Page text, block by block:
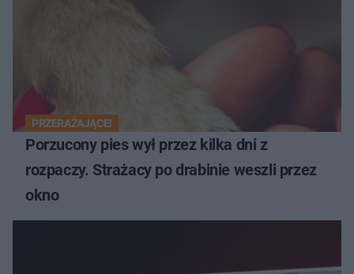
PRZERAŻAJĄCE!
Porzucony pies wył przez kilka dni z
rozpaczy. Strażacy po drabinie weszli przez
okno